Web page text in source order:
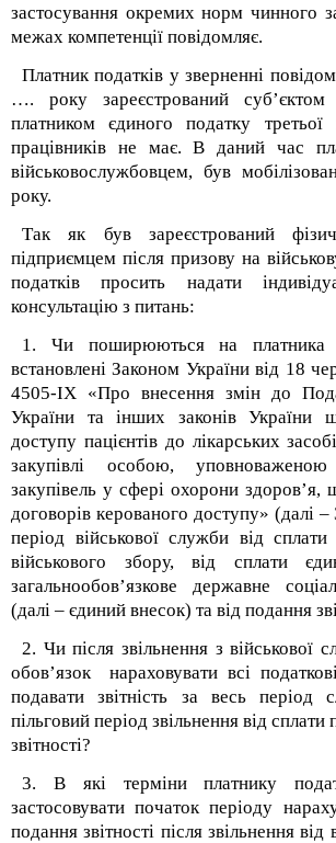
застосування окремих норм чинного
межах компетенції повідомляє.
Платник податків у зверненні
…. року зареєстрований суб’єктом
платником єдиного податку
працівників не має. В даний час
військовослужбовцем, був
року.
Так як був зареєстрований
підприємцем після призову на
податків просить надати
консультацію з питань:
1. Чи поширюються на платника
встановлені Законом України від 18
4505-ІХ «Про внесення змін до
України та інших законів України
доступу пацієнтів до лікарських
закупівлі особою,
закупівель у сфері охорони здоров’я,
договорів керованого доступу» (далі
період військової служби від
військового збору, від сплати
загальнообов’язкове державне
(далі – єдиний внесок) та від подання
2. Чи після звільнення з військової
обов’язок нараховувати всі
подавати звітність за весь період
пільговий період звільнення від сплати
звітності?
3. В які терміни платнику
застосовувати початок періоду
подання звітності після звільнення від